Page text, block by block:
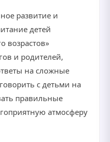
развитие и
детей
возрастов»
и родителей,
на сложные
с детьми на
правильные
атмосферу